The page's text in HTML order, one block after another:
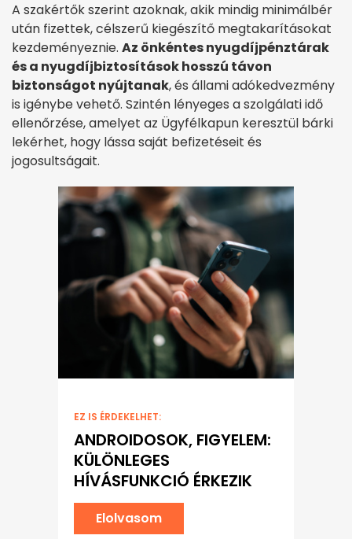
A szakértők szerint azoknak, akik mindig minimálbér
után fizettek, célszerű kiegészítő megtakarításokat
kezdeményeznie. Az önkéntes nyugdíjpénztárak
és a nyugdíjbiztosítások hosszú távon
biztonságot nyújtanak, és állami adókedvezmény
is igénybe vehető. Szintén lényeges a szolgálati idő
ellenőrzése, amelyet az Ügyfélkapun keresztül bárki
lekérhet, hogy lássa saját befizetéseit és
jogosultságait.
EZ IS ÉRDEKELHET:
ANDROIDOSOK, FIGYELEM:
KÜLÖNLEGES
HÍVÁSFUNKCIÓ ÉRKEZIK
Elolvasom